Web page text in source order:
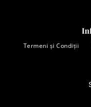
Termeni și Condiții